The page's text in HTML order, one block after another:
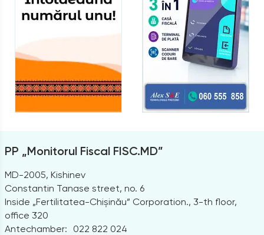
PP „Monitorul Fiscal FISC.MD”
MD-2005, Kishinev
Constantin Tanase street, no. 6
Inside „Fertilitatea-Chișinău” Corporation., 3-th floor,
office 320
Antechamber:
022 822 024